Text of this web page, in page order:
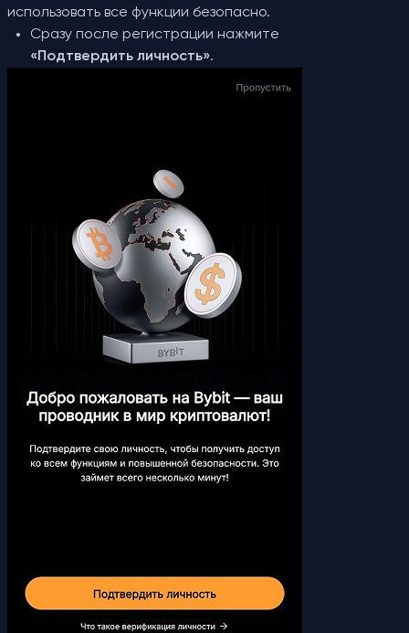
использовать все функции безопасно.
Сразу после регистрации нажмите
«Подтвердить личность».